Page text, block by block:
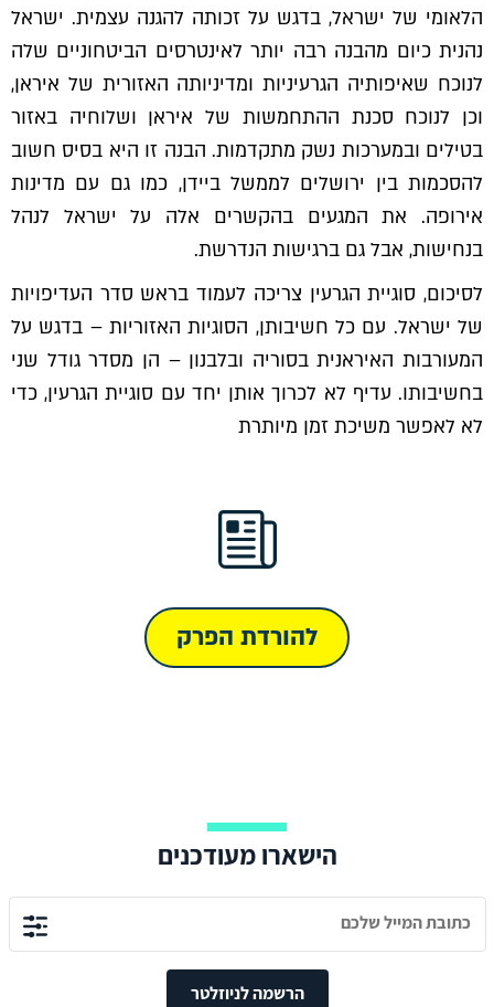
הלאומי של ישראל, בדגש על זכותה להגנה עצמית. ישראל
נהנית כיום מהבנה רבה יותר לאינטרסים הביטחוניים שלה
לנוכח שאיפותיה הגרעיניות ומדיניותה האזורית של איראן,
וכן לנוכח סכנת ההתחמשות של איראן ושלוחיה באזור
בטילים ובמערכות נשק מתקדמות. הבנה זו היא בסיס חשוב
להסכמות בין ירושלים לממשל ביידן, כמו גם עם מדינות
אירופה. את המגעים בהקשרים אלה על ישראל לנהל
בנחישות, אבל גם ברגישות הנדרשת.
לסיכום, סוגיית הגרעין צריכה לעמוד בראש סדר העדיפויות
של ישראל. עם כל חשיבותן, הסוגיות האזוריות – בדגש על
המעורבות האיראנית בסוריה ובלבנון – הן מסדר גודל שני
בחשיבותו. עדיף לא לכרוך אותן יחד עם סוגיית הגרעין, כדי
לא לאפשר משיכת זמן מיותרת
להורדת הפרק
הישארו מעודכנים
הרשמה לניוזלטר